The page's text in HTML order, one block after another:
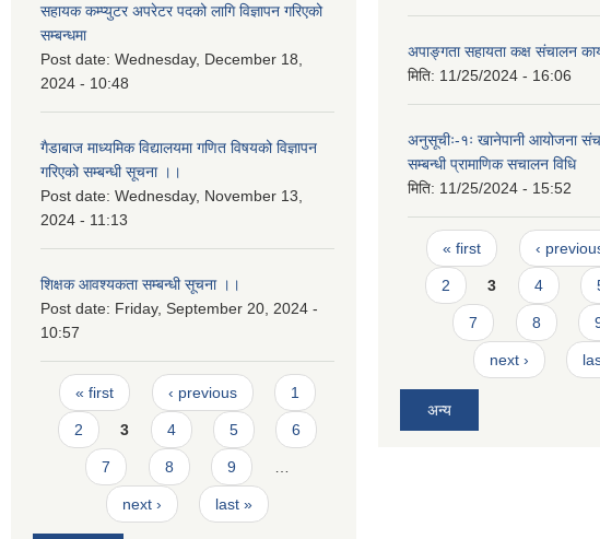
सहायक कम्प्युटर अपरेटर पदको लागि विज्ञापन गरिएको
सम्बन्धमा
Post date: Wednesday, December 18,
2024 - 10:48
गैडाबाज माध्यमिक विद्यालयमा गणित विषयको विज्ञापन
गरिएको सम्बन्धी सूचना ।।
Post date: Wednesday, November 13,
2024 - 11:13
शिक्षक आवश्यकता सम्बन्धी सूचना ।।
Post date: Friday, September 20, 2024 -
10:57
Pages
« first ‹ previous 1
2 3 4 5 6
7 8 9
next › last »
अपाङ्गता सहायता कक्ष संचालन
मिति: 11/25/2024 - 16:06
अनुसूचीः-१ः खानेपानी आयोजना
सम्बन्धी प्रामाणिक स‌चालन विधि
मिति: 11/25/2024 - 15:52
Pages
« first ‹
2 3 4
7 8
next ›
अन्य